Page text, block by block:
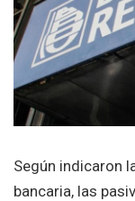
Según indicaron
bancaria, las